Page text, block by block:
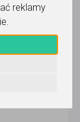
reklamy
.